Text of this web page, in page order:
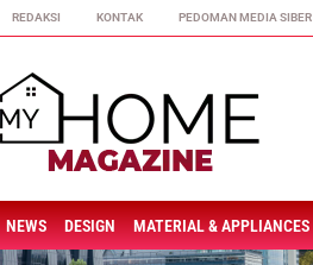
REDAKSI KONTAK PEDOMAN MEDIA SIBER
NEWS DESIGN MATERIAL & APPLIANCES